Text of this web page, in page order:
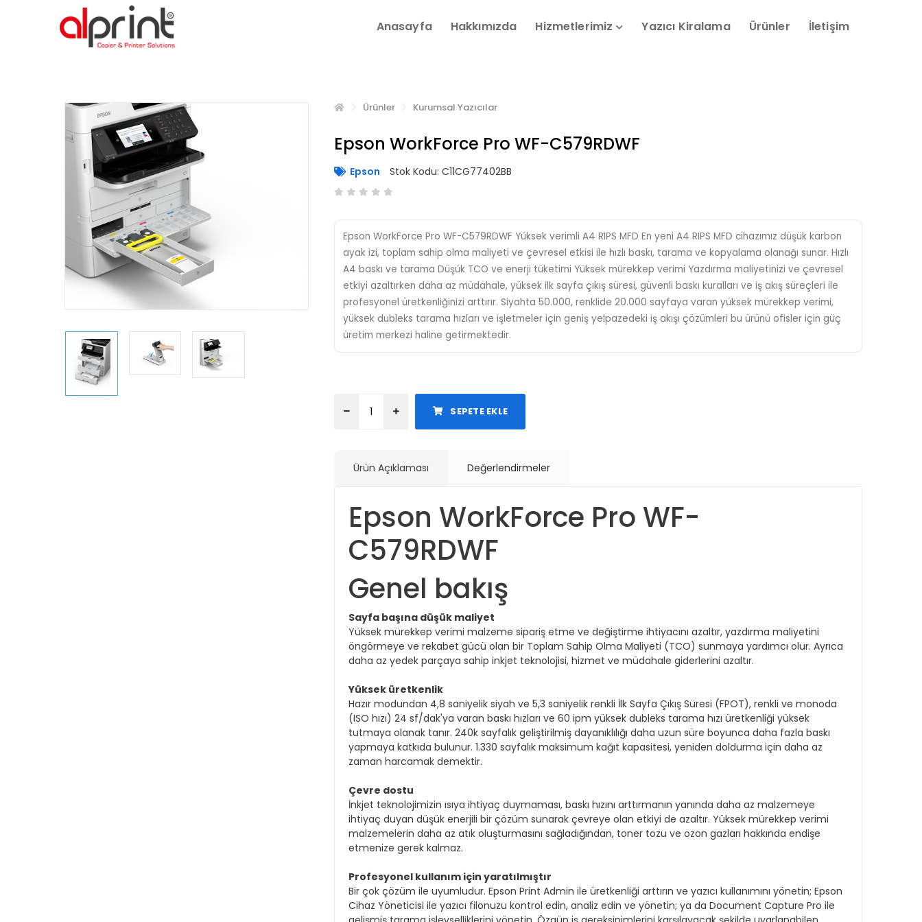
Anasayfa Hakkımızda Hizmetlerimiz Yazıcı Kiralama Ürünler İletişim
Ürünler Kurumsal Yazıcılar
Epson WorkForce Pro WF-C579RDWF
Epson Stok Kodu: C11CG77402BB
Epson WorkForce Pro WF-C579RDWF Yüksek verimli A4 RIPS MFD En yeni A4 RIPS MFD cihazımız düşük karbon
ayak izi, toplam sahip olma maliyeti ve çevresel etkisi ile hızlı baskı, tarama ve kopyalama olanağı sunar. Hızlı
A4 baskı ve tarama Düşük TCO ve enerji tüketimi Yüksek mürekkep verimi Yazdırma maliyetinizi ve çevresel
etkiyi azaltırken daha az müdahale, yüksek ilk sayfa çıkış süresi, güvenli baskı kuralları ve iş akış süreçleri ile
profesyonel üretkenliğinizi arttırır. Siyahta 50.000, renklide 20.000 sayfaya varan yüksek mürekkep verimi,
yüksek dubleks tarama hızları ve işletmeler için geniş yelpazedeki iş akışı çözümleri bu ürünü ofisler için güç
üretim merkezi haline getirmektedir.
SEPETE EKLE
Ürün Açıklaması Değerlendirmeler
Epson WorkForce Pro WF-
C579RDWF
Genel bakış
Sayfa başına düşük maliyet
Yüksek mürekkep verimi malzeme sipariş etme ve değiştirme ihtiyacını azaltır, yazdırma maliyetini
öngörmeye ve rekabet gücü olan bir Toplam Sahip Olma Maliyeti (TCO) sunmaya yardımcı olur. Ayrıca
daha az yedek parçaya sahip inkjet teknolojisi, hizmet ve müdahale giderlerini azaltır.
Yüksek üretkenlik
Hazır modundan 4,8 saniyelik siyah ve 5,3 saniyelik renkli İlk Sayfa Çıkış Süresi (FPOT), renkli ve monoda
(ISO hızı) 24 sf/dak'ya varan baskı hızları ve 60 ipm yüksek dubleks tarama hızı üretkenliği yüksek
tutmaya olanak tanır. 240k sayfalık geliştirilmiş dayanıklılığı daha uzun süre boyunca daha fazla baskı
yapmaya katkıda bulunur. 1.330 sayfalık maksimum kağıt kapasitesi, yeniden doldurma için daha az
zaman harcamak demektir.
Çevre dostu
İnkjet teknolojimizin ısıya ihtiyaç duymaması, baskı hızını arttırmanın yanında daha az malzemeye
ihtiyaç duyan düşük enerjili bir çözüm sunarak çevreye olan etkiyi de azaltır. Yüksek mürekkep verimi
malzemelerin daha az atık oluşturmasını sağladığından, toner tozu ve ozon gazları hakkında endişe
etmenize gerek kalmaz.
Profesyonel kullanım için yaratılmıştır
Bir çok çözüm ile uyumludur. Epson Print Admin ile üretkenliği arttırın ve yazıcı kullanımını yönetin; Epson
Cihaz Yöneticisi ile yazıcı filonuzu kontrol edin, analiz edin ve yönetin; ya da Document Capture Pro ile